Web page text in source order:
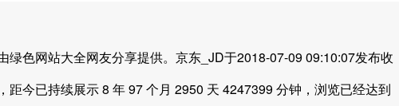
色网站大全网友分享提供。京东_JD于2018-07-09 09:10:07发布收
距今已持续展示 8 年 97 个月 2950 天 4247399 分钟，浏览已经达到